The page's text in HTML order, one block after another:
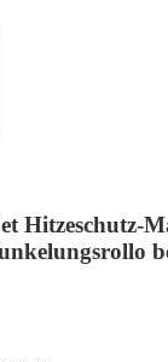
Hitzeschutz-